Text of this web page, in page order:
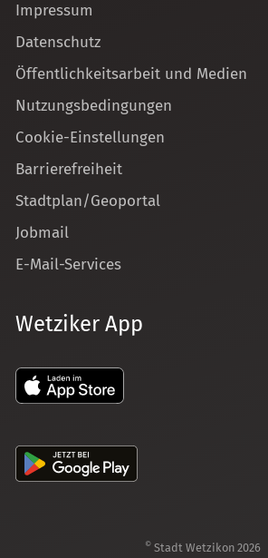
Impressum
Datenschutz
Öffentlichkeitsarbeit und Medien
Nutzungsbedingungen
Cookie-Einstellungen
Barrierefreiheit
Stadtplan/Geoportal
Jobmail
E-Mail-Services
Wetziker App
© Stadt Wetzikon 2026